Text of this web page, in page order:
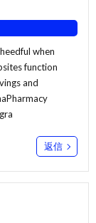
when
function
and
返信